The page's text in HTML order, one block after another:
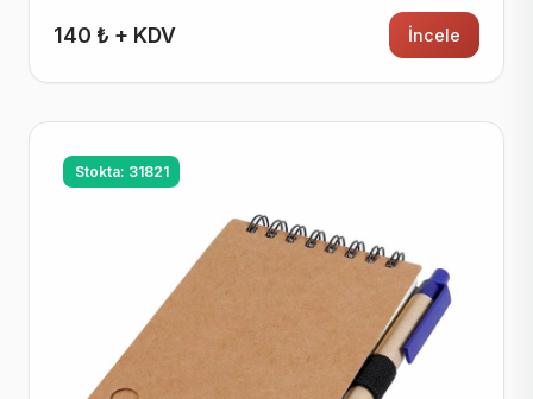
140 ₺ + KDV İncele
Stokta: 31821